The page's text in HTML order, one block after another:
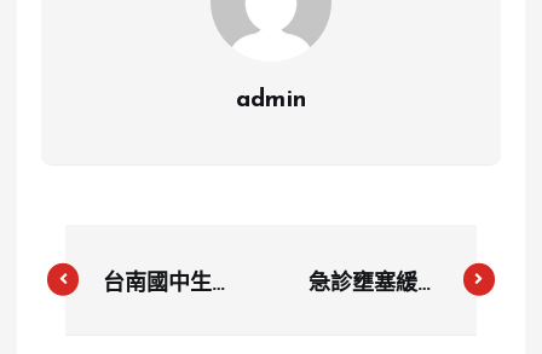
admin
台南國中生疑
急診壅塞緩解